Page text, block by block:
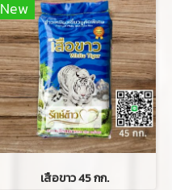
New
เสือขาว 45 กก.